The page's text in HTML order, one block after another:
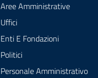
Aree Amministrative
Uffici
Enti E Fondazioni
Politici
Personale Amministrativo